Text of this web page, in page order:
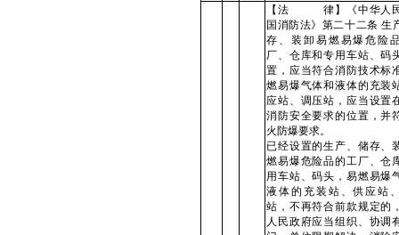
【法 律】《中华人
国消防法》第二十二条 生
存、装卸易燃易爆危险
厂、仓库和专用车站、码
置，应当符合消防技术标
燃易爆气体和液体的充装
应站、调压站，应当设置
消防安全要求的位置，并
火防爆要求。
已经设置的生产、储存、
燃易爆危险品的工厂、仓
用车站、码头，易燃易爆
液体的充装站、供应站
站，不再符合前款规定的
人民政府应当组织、协调